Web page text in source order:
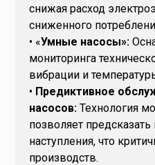
снижая расход
сниженного
• «Умные насосы»:
мониторинга
вибрации и
• Предиктивное
насосов: Технология
позволяет
наступления, что
производств.